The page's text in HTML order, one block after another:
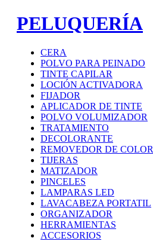
PELUQUERÍA
CERA
POLVO PARA PEINADO
TINTE CAPILAR
LOCIÓN ACTIVADORA
FIJADOR
APLICADOR DE TINTE
POLVO VOLUMIZADOR
TRATAMIENTO
DECOLORANTE
REMOVEDOR DE COLOR
TIJERAS
MATIZADOR
PINCELES
LAMPARAS LED
LAVACABEZA PORTATIL
ORGANIZADOR
HERRAMIENTAS
ACCESORIOS